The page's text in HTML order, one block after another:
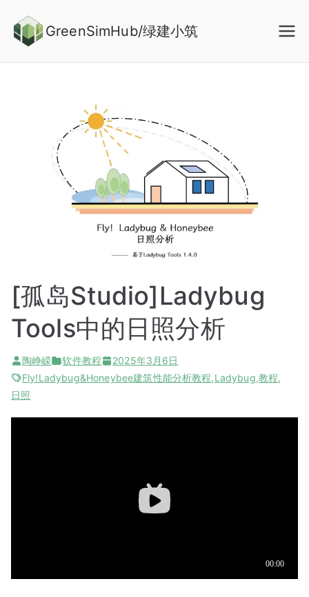
content
GreenSimHub/绿建小筑
[孤岛Studio]Ladybug
Tools中的日照分析
陶峥嵘 软件教程
2025年3月6日
Fly!Ladybug&Honeybee建筑性能分析教程,Ladybug,教程,
日照